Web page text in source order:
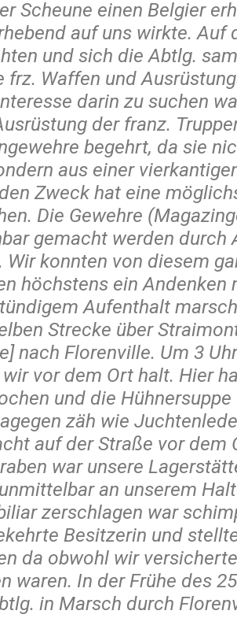
Scheune einen Belgier
auf uns wirkte. Auf
und sich die Abtlg.
frz. Waffen und
darin zu suchen
der franz.
begehrt, da sie
aus einer
Zweck hat eine
Die Gewehre
gemacht werden durch
Wir konnten von diesem
höchstens ein Andenken
Aufenthalt
Strecke über
nach Florenville. Um 3
vor dem Ort halt. Hier
und die
zäh wie
auf der Straße vor dem
war unsere
an unserem
zerschlagen war
Besitzerin und
da obwohl wir
waren. In der Frühe des
in Marsch durch